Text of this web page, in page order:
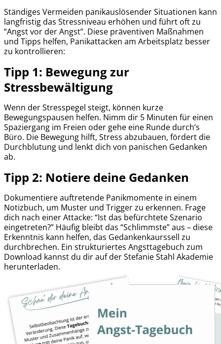
Ständiges Vermeiden panikauslösender Situationen kann
langfristig das Stressniveau erhöhen und führt oft zu
“Angst vor der Angst”. Diese präventiven Maßnahmen
und Tipps helfen, Panikattacken am Arbeitsplatz besser
zu kontrollieren:
Tipp 1: Bewegung zur
Stressbewältigung
Wenn der Stresspegel steigt, können kurze
Bewegungspausen helfen. Nimm dir 5 Minuten für einen
Spaziergang im Freien oder gehe eine Runde durch’s
Büro. Die Bewegung hilft, Stress abzubauen, fördert die
Durchblutung und lenkt dich von panischen Gedanken
ab.
Tipp 2: Notiere deine Gedanken
Dokumentiere auftretende Panikmomente in einem
Notizbuch, um Muster und Trigger zu erkennen. Frage
dich nach einer Attacke: “Ist das befürchtete Szenario
eingetreten?” Häufig bleibt das “Schlimmste” aus – diese
Erkenntnis kann helfen, das Gedankenkaurssell zu
durchbrechen. Ein strukturiertes Angsttagebuch zum
Download kannst du dir auf der Stefanie Stahl Akademie
herunterladen.